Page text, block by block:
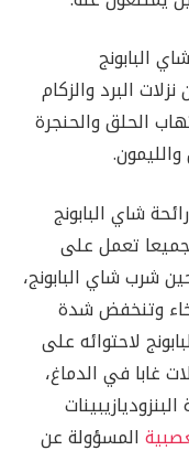
البابونج
البرد والزكام
الحلق والحنجرة
رائحة شاي البابونج
جميعا تعمل على
شرب شاي البابونج،
وتنخفض شدة
لاحتوائه على
غابا في الدماغ،
المسؤولة عن